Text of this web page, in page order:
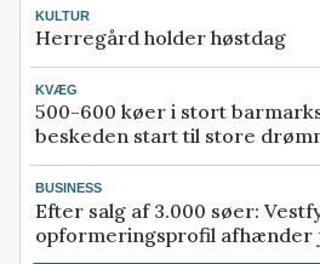
KULTUR
Herregård holder høstdag
KVÆG
500-600 køer i stort
beskeden start til store
BUSINESS
Efter salg af 3.000 søer:
opformeringsprofil afhænder